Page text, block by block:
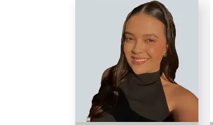
Paranavaí do
Núcleo de
Segurança do
Paciente e
Serviço de
Segurança e
Qualidade